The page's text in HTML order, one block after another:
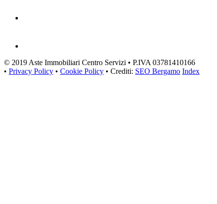
© 2019 Aste Immobiliari Centro Servizi • P.IVA 03781410166
• Privacy Policy • Cookie Policy • Crediti: SEO Bergamo Index